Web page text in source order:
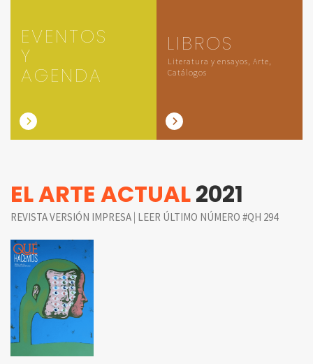
EVENTOS
Y
AGENDA
LIBROS
Literatura y ensayos, Arte,
Catálogos
EL ARTE ACTUAL2021
REVISTA VERSIÓN IMPRESA | LEER ÚLTIMO NÚMERO #QH 294